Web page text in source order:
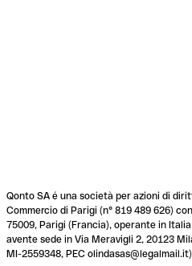
Qonto SA é una società per azioni di
Commercio di Parigi (n° 819 489 626)
75009, Parigi (Francia), operante in
avente sede in Via Meravigli 2, 20123
MI-2559348, PEC